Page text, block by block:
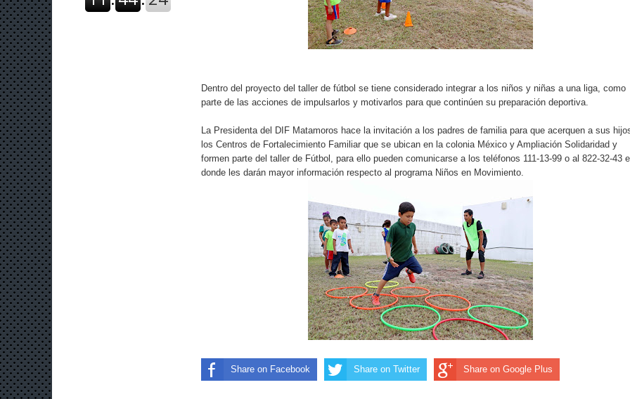
Dentro del proyecto del taller de fútbol se tiene considerado integrar a los niños y niñas a una liga, como
parte de las acciones de impulsarlos y motivarlos para que continúen su preparación deportiva.
La Presidenta del DIF Matamoros hace la invitación a los padres de familia para que acerquen a sus
los Centros de Fortalecimiento Familiar que se ubican en la colonia México y Ampliación Solidaridad y
formen parte del taller de Fútbol, para ello pueden comunicarse a los teléfonos 111-13-99 o al 822-32-43
donde les darán mayor información respecto al programa Niños en Movimiento.
Share on Facebook Share on Twitter Share on Google Plus